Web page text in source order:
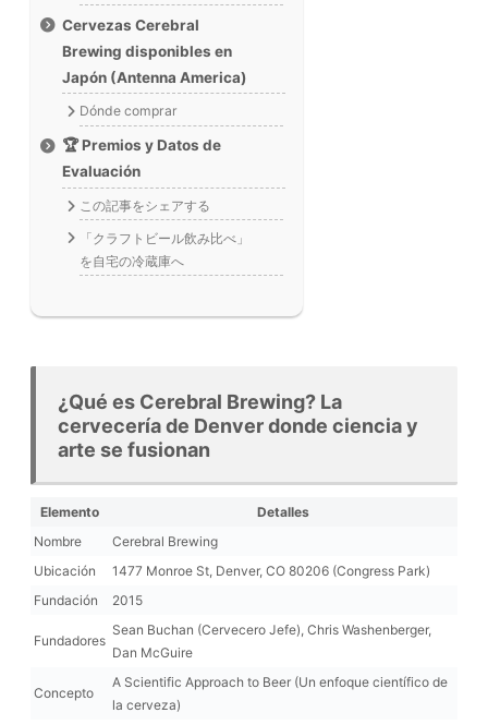
Cervezas Cerebral
Brewing disponibles en
Japón (Antenna America)
Dónde comprar
🏆 Premios y Datos de
Evaluación
この記事をシェアする
「クラフトビール飲み比べ」
を自宅の冷蔵庫へ
¿Qué es Cerebral Brewing? La
cervecería de Denver donde ciencia y
arte se fusionan
Elemento
Detalles
Nombre
Cerebral Brewing
Ubicación
1477 Monroe St, Denver, CO 80206 (Congress Park)
Fundación
2015
Fundadores
Sean Buchan (Cervecero Jefe), Chris Washenberger,
Dan McGuire
Concepto
A Scientific Approach to Beer (Un enfoque científico de
la cerveza)